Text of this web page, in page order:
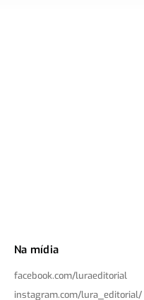
Na mídia
facebook.com/luraeditorial
instagram.com/lura_editorial/